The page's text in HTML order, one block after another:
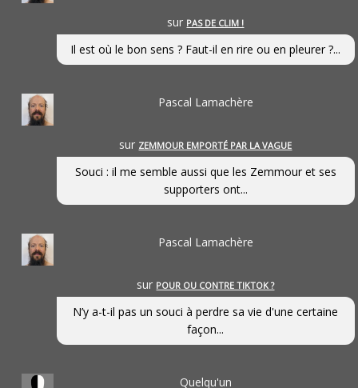
sur PAS DE CLIM !
Il est où le bon sens ? Faut-il en rire ou en pleurer ?...
Pascal Lamachère
sur ZEMMOUR EMPORTÉ PAR LA VAGUE
Souci : il me semble aussi que les Zemmour et ses
supporters ont...
Pascal Lamachère
sur POUR OU CONTRE TIKTOK ?
N’y a-t-il pas un souci à perdre sa vie d'une certaine
façon...
Quelqu'un